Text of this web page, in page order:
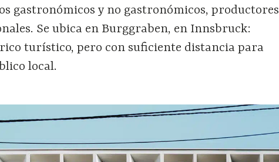
gastronómicos y no gastronómicos, productores
Se ubica en Burggraben, en Innsbruck:
turístico, pero con suficiente distancia para
local.